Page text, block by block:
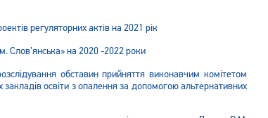
регуляторних актів на 2021 рік
Слов’янська» на 2020 -2022 роки
обставин прийняття виконавчим комітетом
освіти з опалення за допомогою альтернативних